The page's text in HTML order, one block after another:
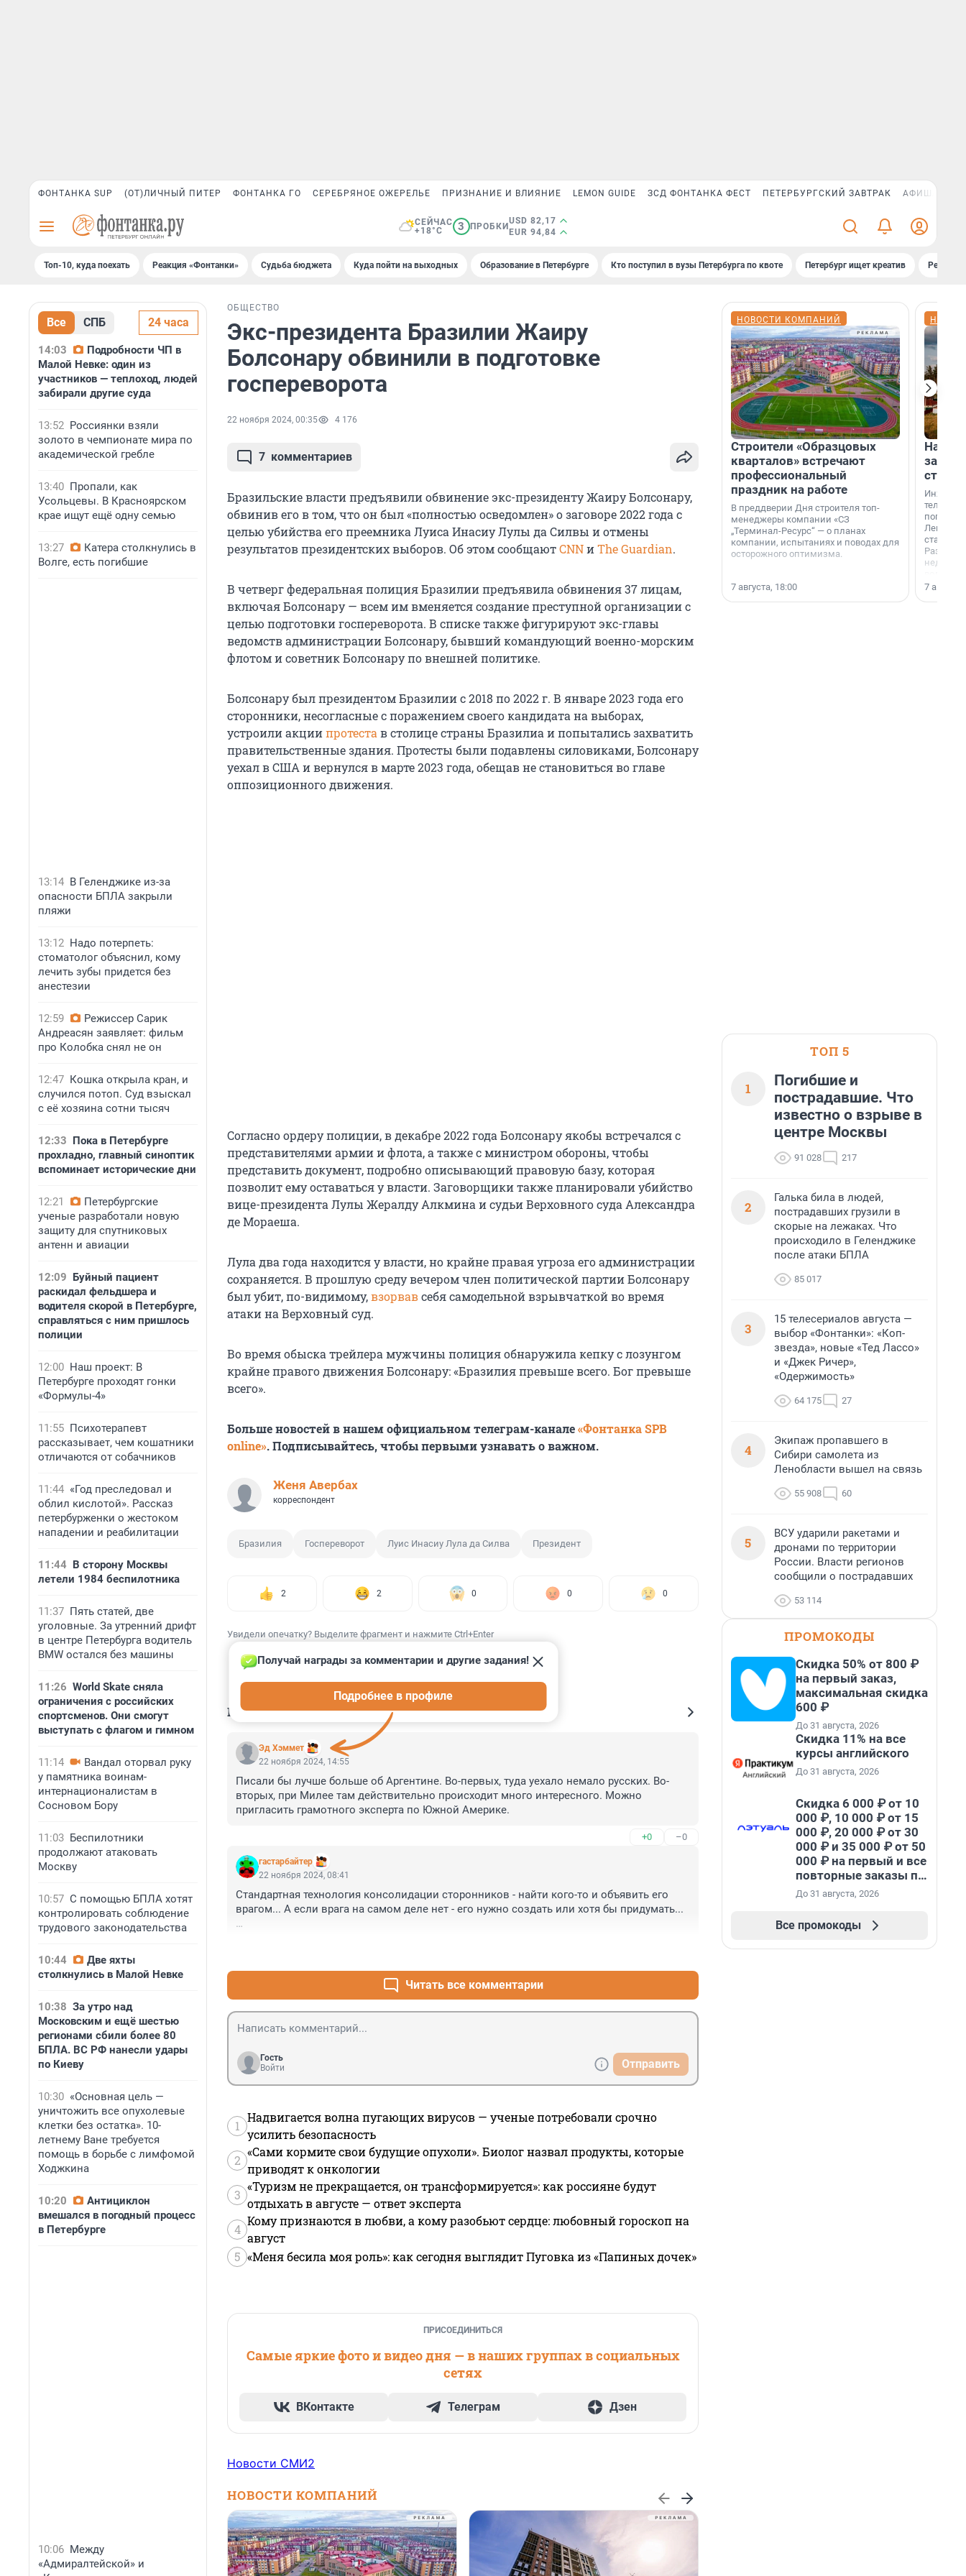
ФОНТАНКА SUP (ОТ)ЛИЧНЫЙ ПИТЕР ФОНТАНКА ГО СЕРЕБРЯНОЕ ОЖЕРЕЛЬЕ ПРИЗНАНИЕ И ВЛИЯНИЕ LEMON GUIDE ЗСД ФОНТАНКА ФЕСТ ПЕТЕРБУРГСКИЙ ЗАВТРАК АФИША PLUS
СЕЙЧАС
+18°C
3 ПРОБКИ
USD 82,17
EUR 94,84
Топ-10, куда поехать Реакция «Фонтанки» Судьба бюджета Куда пойти на выходных Образование в Петербурге Кто поступил в вузы Петербурга по квоте Петербург ищет креатив
Все СПБ 24 часа
14:03
Подробности ЧП в
Малой Невке: один из
участников — теплоход, людей
забирали другие суда
13:52 Россиянки взяли
золото в чемпионате мира по
академической гребле
13:40 Пропали, как
Усольцевы. В Красноярском
крае ищут ещё одну семью
13:27
Катера столкнулись в
Волге, есть погибшие
13:14 В Геленджике из-за
опасности БПЛА закрыли
пляжи
13:12 Надо потерпеть:
стоматолог объяснил, кому
лечить зубы придется без
анестезии
12:59
Режиссер Сарик
Андреасян заявляет: фильм
про Колобка снял не он
12:47 Кошка открыла кран, и
случился потоп. Суд взыскал
с её хозяина сотни тысяч
12:33 Пока в Петербурге
прохладно, главный синоптик
вспоминает исторические дни
12:21
Петербургские
ученые разработали новую
защиту для спутниковых
антенн и авиации
12:09 Буйный пациент
раскидал фельдшера и
водителя скорой в Петербурге,
справляться с ним пришлось
полиции
12:00 Наш проект: В
Петербурге проходят гонки
«Формулы-4»
11:55 Психотерапевт
рассказывает, чем кошатники
отличаются от собачников
11:44 «Год преследовал и
облил кислотой». Рассказ
петербурженки о жестоком
нападении и реабилитации
11:44 В сторону Москвы
летели 1984 беспилотника
11:37 Пять статей, две
уголовные. За утренний дрифт
в центре Петербурга водитель
BMW остался без машины
11:26 World Skate сняла
ограничения с российских
спортсменов. Они смогут
выступать с флагом и гимном
11:14
Вандал оторвал руку
у памятника воинам-
интернационалистам в
Сосновом Бору
11:03 Беспилотники
продолжают атаковать
Москву
10:57 С помощью БПЛА хотят
контролировать соблюдение
трудового законодательства
10:44
Две яхты
столкнулись в Малой Невке
10:38 За утро над
Московским и ещё шестью
регионами сбили более 80
БПЛА. ВС РФ нанесли удары
по Киеву
10:30 «Основная цель —
уничтожить все опухолевые
клетки без остатка». 10-
летнему Ване требуется
помощь в борьбе с лимфомой
Ходжкина
10:20
Антициклон
вмешался в погодный процесс
в Петербурге
10:06 Между
«Адмиралтейской» и
ОБЩЕСТВО
Экс-президента Бразилии Жаиру
Болсонару обвинили в подготовке
госпереворота
22 ноября 2024, 00:35 4 176
7 комментариев
Бразильские власти предъявили обвинение экс-президенту Жаиру Болсонару,
обвинив его в том, что он был «полностью осведомлен» о заговоре 2022 года с
целью убийства его преемника Луиса Инасиу Лулы да Силвы и отмены
результатов президентских выборов. Об этом сообщаютCNNиThe Guardian.
В четверг федеральная полиция Бразилии предъявила обвинения 37 лицам,
включая Болсонару — всем им вменяется создание преступной организации с
целью подготовки госпереворота. В списке также фигурируют экс-главы
ведомств администрации Болсонару, бывший командующий военно-морским
флотом и советник Болсонару по внешней политике.
Болсонару был президентом Бразилии с 2018 по 2022 г. В январе 2023 года его
сторонники, несогласные с поражением своего кандидата на выборах,
устроили акциипротеста в столице страны Бразилиа и попытались захватить
правительственные здания. Протесты были подавлены силовиками, Болсонару
уехал в США и вернулся в марте 2023 года, обещав не становиться во главе
оппозиционного движения.
Согласно ордеру полиции, в декабре 2022 года Болсонару якобы встречался с
представителями армии и флота, а также с министром обороны, чтобы
представить документ, подробно описывающий правовую базу, которая
позволит ему оставаться у власти. Заговорщики также планировали убийство
вице-президента Лулы Жералду Алкмина и судьи Верховного суда Александра
де Мораеша.
Лула два года находится у власти, но крайне правая угроза его администрации
сохраняется. В прошлую среду вечером член политической партии Болсонару
был убит, по-видимому,взорвавсебя самодельной взрывчаткой во время
атаки на Верховный суд.
Во время обыска трейлера мужчины полиция обнаружила кепку с лозунгом
крайне правого движения Болсонару: «Бразилия превыше всего. Бог превыше
всего».
Больше новостей в нашем официальном телеграм-канале«Фонтанка SPB
online». Подписывайтесь, чтобы первыми узнавать о важном.
Женя Авербах
корреспондент
Бразилия Госпереворот Луис Инасиу Лула да Силва Президент
2 2 0 0 0
Увидели опечатку? Выделите фрагмент и нажмите Ctrl+Enter
КОММЕНТАРИИ 7
Эд Хэммет
Получай награды за комментарии и другие задания!
Подробнее в профиле
22 ноября 2024, 14:55
Писали бы лучше больше об Аргентине. Во-первых, туда уехало немало русских. Во-
вторых, при Милее там действительно происходит много интересного. Можно
пригласить грамотного эксперта по Южной Америке.
+0 –0
гастарбайтер
22 ноября 2024, 08:41
Стандартная технология консолидации сторонников - найти кого-то и объявить его
врагом... А если врага на самом деле нет - его нужно создать или хотя бы придумать...
Читать все комментарии
Гость
Войти
Отправить
1
Надвигается волна пугающих вирусов — ученые потребовали срочно
усилить безопасность
2
«Сами кормите свои будущие опухоли». Биолог назвал продукты, которые
приводят к онкологии
3
«Туризм не прекращается, он трансформируется»: как россияне будут
отдыхать в августе — ответ эксперта
4
Кому признаются в любви, а кому разобьют сердце: любовный гороскоп на
август
5 «Меня бесила моя роль»: как сегодня выглядит Пуговка из «Папиных дочек»
ПРИСОЕДИНИТЬСЯ
Самые яркие фото и видео дня — в наших группах в социальных
сетях
ВКонтакте Телеграм Дзен
Новости СМИ2
НОВОСТИ КОМПАНИЙ
НОВОСТИ КОМПАНИЙ
Строители «Образцовых
кварталов» встречают
профессиональный
праздник на работе
В преддверии Дня строителя топ-
менеджеры компании «СЗ
„Терминал-Ресурс“ — о планах
компании, испытаниях и поводах для
осторожного оптимизма.
7 августа, 18:00
На
станции
7
ТОП 5
1
Погибшие и
пострадавшие. Что
известно о взрыве в
центре Москвы
91 028 217
2
Галька била в людей,
пострадавших грузили в
скорые на лежаках. Что
происходило в Геленджике
после атаки БПЛА
85 017
3
15 телесериалов августа —
выбор «Фонтанки»: «Коп-
звезда», новые «Тед Лассо»
и «Джек Ричер»,
«Одержимость»
64 175 27
4
Экипаж пропавшего в
Сибири самолета из
Ленобласти вышел на связь
55 908 60
5
ВСУ ударили ракетами и
дронами по территории
России. Власти регионов
сообщили о пострадавших
53 114
ПРОМОКОДЫ
Скидка 50% от 800 ₽
на первый заказ,
максимальная скидка
600 ₽
До 31 августа, 2026
Скидка 11% на все
курсы английского
До 31 августа, 2026
Скидка 6 000 ₽ от 10
000 ₽, 10 000 ₽ от 15
000 ₽, 20 000 ₽ от 30
000 ₽ и 35 000 ₽ от 50
000 ₽ на первый и все
повторные заказы по
промокоду НАБЕРИ
До 31 августа, 2026
Все промокоды